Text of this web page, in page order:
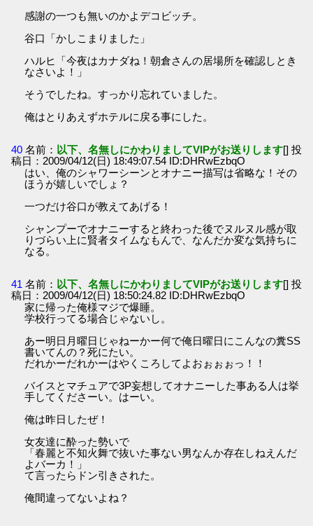
感謝の一つも無いのかよデコビッチ。
谷口「かしこまりました」
ハルヒ「今夜はカナダね！朝倉さんの居場所を確認しとき
なさいよ！」
そうでしたね。すっかり忘れていました。
俺はとりあえずホテルに戻る事にした。
40 名前： 以下、名無しにかわりましてVIPがお送りします[] 投
稿日：2009/04/12(日) 18:49:07.54 ID:DHRwEzbqO
はい、俺のシャワーシーンとオナニー描写は省略な！その
ほうが嬉しいでしょ？
一つだけ谷口が教えてあげる！
シャンプーでオナニーすると終わった後でヌルヌル感が取
りづらい上に賢者タイムなもんで、なんだか変な気持ちに
なる。
41 名前： 以下、名無しにかわりましてVIPがお送りします[] 投
稿日：2009/04/12(日) 18:50:24.82 ID:DHRwEzbqO
家に帰った俺様マジで爆睡。
学校行ってる場合じゃないし。
あー明日月曜日じゃねーかー何で俺日曜日にこんなの糞SS
書いてんの？死にたい。
だれかーだれかーはやくころしてよおぉぉぉっ！！
バイスとマチュアで3P妄想してオナニーした事ある人は挙
手してくださーい。はーい。
俺は昨日したぜ！
女友達に酔った勢いで
「春麗と不知火舞で抜いた事ない男なんか存在しねえんだ
よバーカ！」
て言ったらドン引きされた。
俺間違ってないよね？